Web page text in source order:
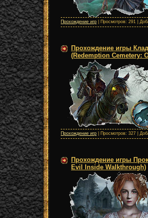
Прохождение игр | Просмотров: 291 |
Прохождение игры
(Redemption Cemetery:
Прохождение игр | Просмотров: 327 |
Прохождение игры
Evil Inside Walkthrough)